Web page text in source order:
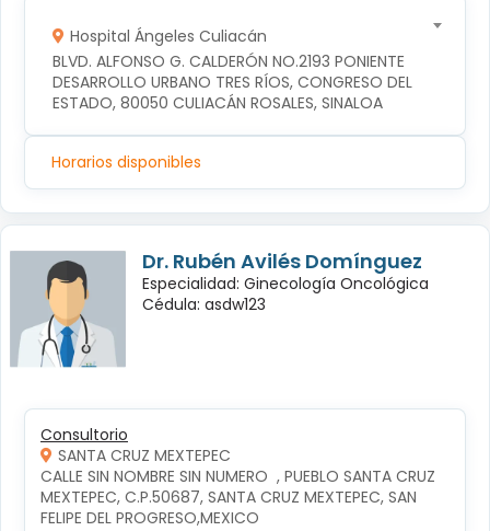
Hospital Ángeles Culiacán
BLVD. ALFONSO G. CALDERÓN NO.2193 PONIENTE
DESARROLLO URBANO TRES RÍOS, CONGRESO DEL
ESTADO, 80050 CULIACÁN ROSALES, SINALOA
Horarios disponibles
Dr. Rubén Avilés Domínguez
Especialidad: Ginecología Oncológica
Cédula: asdw123
Consultorio
SANTA CRUZ MEXTEPEC
CALLE SIN NOMBRE SIN NUMERO  , PUEBLO SANTA CRUZ
MEXTEPEC, C.P.50687, SANTA CRUZ MEXTEPEC, SAN
FELIPE DEL PROGRESO,MEXICO